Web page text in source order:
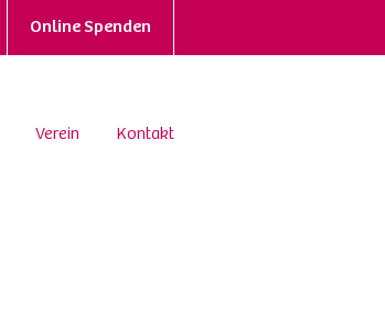
Online Spenden
Verein Kontakt